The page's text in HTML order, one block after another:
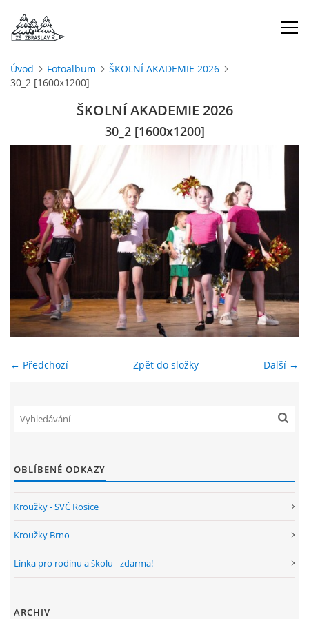
ÚVOD
DOKUMENTY
ŠKOLSKÁ RADA
PROJEKTY
ENVIRONMENTÁLNÍ VÝCHOVA
ŠKOLNÍ DRUŽINA
ŠKOLNÍ JÍDELNA
ARCHIV
Úvod Fotoalbum
ŠKOLNÍ AKADEMIE 2026
30_2 [1600x1200]
ŠKOLNÍ AKADEMIE 2026
30_2 [1600x1200]
← Předchozí Další →
Zpět do složky
OBLÍBENÉ ODKAZY
Kroužky - SVČ Rosice
Kroužky Brno
Linka pro rodinu a školu - zdarma!
ARCHIV